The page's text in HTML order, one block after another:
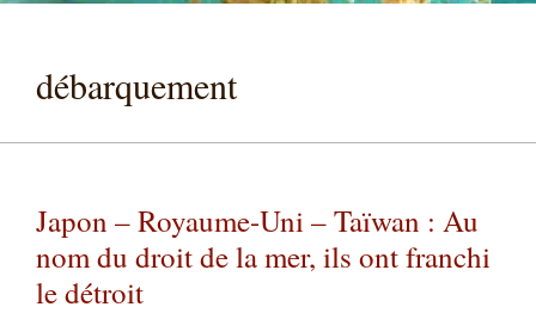
débarquement
Japon – Royaume-Uni – Taïwan : Au
nom du droit de la mer, ils ont franchi
le détroit